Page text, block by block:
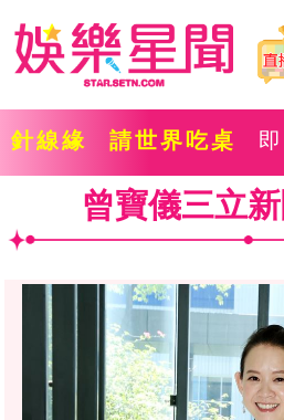
針線緣 請世界吃桌
曾寶儀三立